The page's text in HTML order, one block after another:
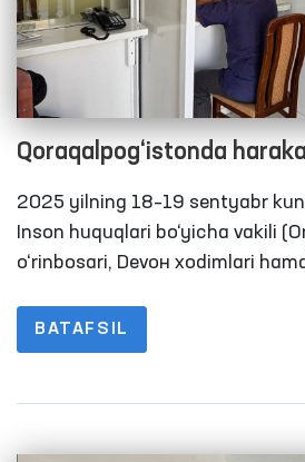
Qoraqalpog‘istonda
cheklangan shaxslar
muassasalardagi sharoitlar
2025 yilning 18–19 sentyabr
Inson huquqlari bo‘yicha vakili
o‘rinbosari, Devон xodimlari
preven­tiv mexanizmi doirasida
jamoatchilik guruhi a’zolari
BATAFSIL